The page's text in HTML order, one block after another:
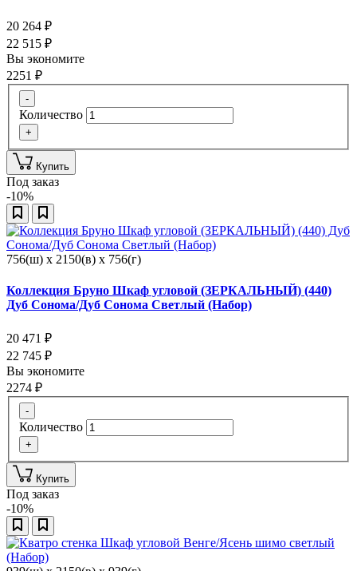
20 264 ₽
22 515 ₽
Вы экономите
2251 ₽
-
Количество
+
Купить
Под заказ
-10%
756(ш) x 2150(в) x 756(г)
Коллекция Бруно Шкаф угловой (ЗЕРКАЛЬНЫЙ) (440)
Дуб Сонома/Дуб Сонома Светлый (Набор)
20 471 ₽
22 745 ₽
Вы экономите
2274 ₽
-
Количество
+
Купить
Под заказ
-10%